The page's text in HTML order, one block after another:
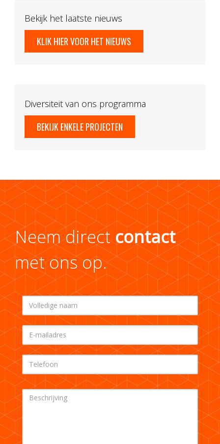
Bekijk het laatste nieuws
KLIK HIER VOOR HET NIEUWS
Diversiteit van ons programma
BEKIJK ENKELE PROJECTEN
Neem directcontact
met ons op.